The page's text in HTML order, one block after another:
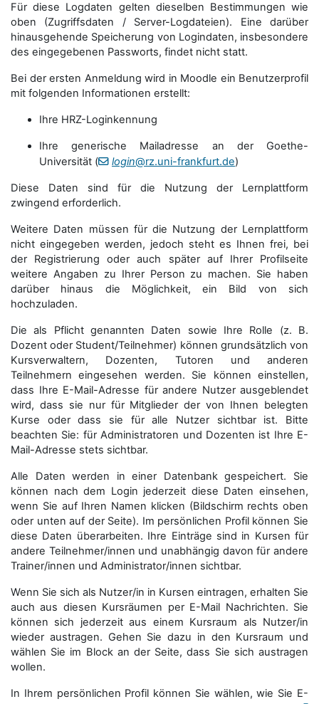
Für diese Logdaten gelten dieselben Bestimmungen wie
oben (Zugriffsdaten / Server-Logdateien). Eine darüber
hinausgehende Speicherung von Logindaten, insbesondere
des eingegebenen Passworts, findet nicht statt.
Bei der ersten Anmeldung wird in Moodle ein Benutzerprofil
mit folgenden Informationen erstellt:
Ihre HRZ-Loginkennung
Ihre generische Mailadresse an der Goethe-
Universität (
login@rz.uni-frankfurt.de)
Diese Daten sind für die Nutzung der Lernplattform
zwingend erforderlich.
Weitere Daten müssen für die Nutzung der Lernplattform
nicht eingegeben werden, jedoch steht es Ihnen frei, bei
der Registrierung oder auch später auf Ihrer Profilseite
weitere Angaben zu Ihrer Person zu machen. Sie haben
darüber hinaus die Möglichkeit, ein Bild von sich
hochzuladen.
Die als Pflicht genannten Daten sowie Ihre Rolle (z. B.
Dozent oder Student/Teilnehmer) können grundsätzlich von
Kursverwaltern, Dozenten, Tutoren und anderen
Teilnehmern eingesehen werden. Sie können einstellen,
dass Ihre E-Mail-Adresse für andere Nutzer ausgeblendet
wird, dass sie nur für Mitglieder der von Ihnen belegten
Kurse oder dass sie für alle Nutzer sichtbar ist. Bitte
beachten Sie: für Administratoren und Dozenten ist Ihre E-
Mail-Adresse stets sichtbar.
Alle Daten werden in einer Datenbank gespeichert. Sie
können nach dem Login jederzeit diese Daten einsehen,
wenn Sie auf Ihren Namen klicken (Bildschirm rechts oben
oder unten auf der Seite). Im persönlichen Profil können Sie
diese Daten überarbeiten. Ihre Einträge sind in Kursen für
andere Teilnehmer/innen und unabhängig davon für andere
Trainer/innen und Administrator/innen sichtbar.
Wenn Sie sich als Nutzer/in in Kursen eintragen, erhalten Sie
auch aus diesen Kursräumen per E-Mail Nachrichten. Sie
können sich jederzeit aus einem Kursraum als Nutzer/in
wieder austragen. Gehen Sie dazu in den Kursraum und
wählen Sie im Block an der Seite, dass Sie sich austragen
wollen.
In Ihrem persönlichen Profil können Sie wählen, wie Sie E-